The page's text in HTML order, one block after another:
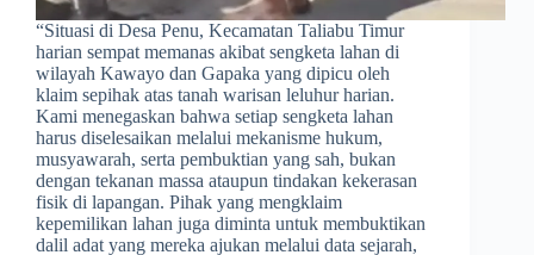
​“Situasi di Desa Penu, Kecamatan Taliabu Timur
harian sempat memanas akibat sengketa lahan di
wilayah Kawayo dan Gapaka yang dipicu oleh
klaim sepihak atas tanah warisan leluhur harian.
Kami menegaskan bahwa setiap sengketa lahan
harus diselesaikan melalui mekanisme hukum,
musyawarah, serta pembuktian yang sah, bukan
dengan tekanan massa ataupun tindakan kekerasan
fisik di lapangan. Pihak yang mengklaim
kepemilikan lahan juga diminta untuk membuktikan
dalil adat yang mereka ajukan melalui data sejarah,